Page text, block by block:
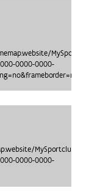
0000-0000-
0000-0000-